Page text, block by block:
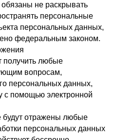
не раскрывать
персональные
персональных данных,
федеральным законом.
получить любые
вопросам,
персональных данных,
с помощью электронной
будут отражены любые
персональных данных